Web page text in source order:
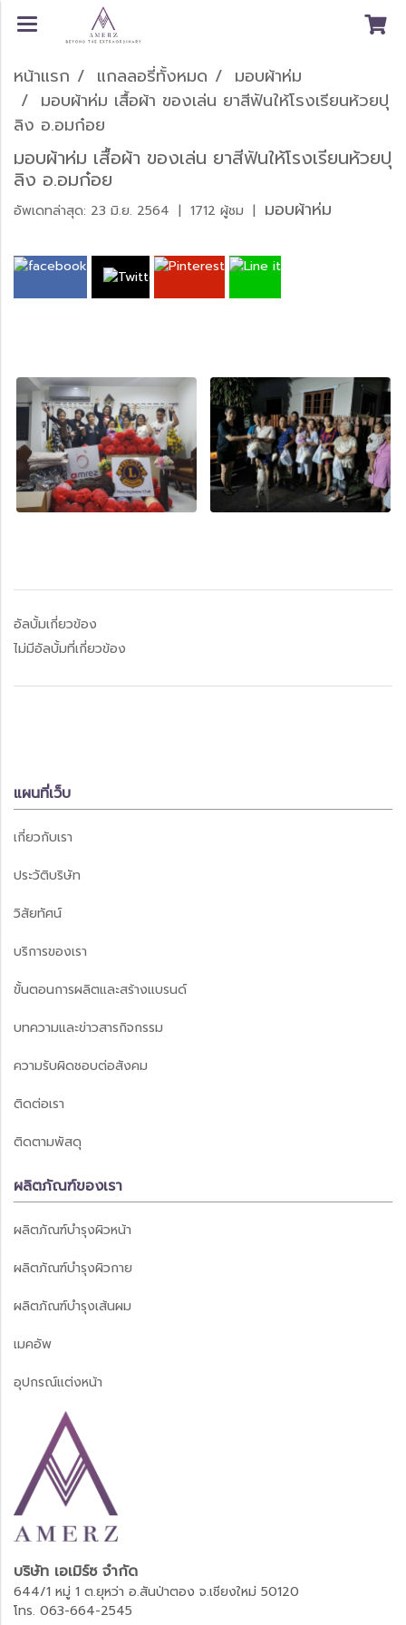
หน้าแรก แกลลอรี่ทั้งหมด
มอบผ้าห่ม
มอบผ้าห่ม เสื้อผ้า ของเล่น ยาสีฟันให้โรงเรียนห้วยปุ
ลิง อ.อมก๋อย
มอบผ้าห่ม เสื้อผ้า ของเล่น ยาสีฟันให้โรงเรียนห้วยปุ
ลิง อ.อมก๋อย
อัพเดทล่าสุด: 23 มิ.ย. 2564 | 1712 ผู้ชม | มอบผ้าห่ม
อัลบั้มเกี่ยวข้อง
ไม่มีอัลบั้มที่เกี่ยวข้อง
แผนที่เว็บ
เกี่ยวกับเรา
ประวัติบริษัท
วิสัยทัศน์
บริการของเรา
ขั้นตอนการผลิตและสร้างแบรนด์
บทความและข่าวสารกิจกรรม
ความรับผิดชอบต่อสังคม
ติดต่อเรา
ติดตามพัสดุ
ผลิตภัณฑ์ของเรา
ผลิตภัณฑ์บำรุงผิวหน้า
ผลิตภัณฑ์บำรุงผิวกาย
ผลิตภัณฑ์บำรุงเส้นผม
เมคอัพ
อุปกรณ์แต่งหน้า
บริษัท เอเมิร์ซ จำกัด
644/1 หมู่ 1 ต.ยุหว่า อ.สันป่าตอง จ.เชียงใหม่ 50120
โทร. 063-664-2545